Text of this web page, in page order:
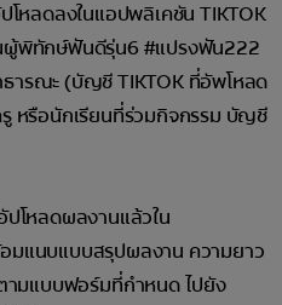
หลดลงในแอปพลิเคชัน TIKTOK
ผู้พิทักษ์ฟันดีรุ่น6 #แปรงฟัน222
ารณะ (บัญชี TIKTOK ที่อัพโหลด
รู หรือนักเรียนที่ร่วมกิจกรรม บัญชี
โหลดผลงานแล้วใน
มแนบแบบสรุปผลงาน ความยาว
ามแบบฟอร์มที่กำหนด ไปยัง